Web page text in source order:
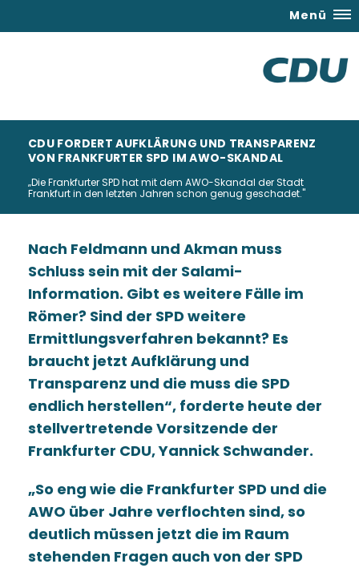
Menü
CDU FORDERT AUFKLÄRUNG UND TRANSPARENZ
VON FRANKFURTER SPD IM AWO-SKANDAL
Die Frankfurter SPD hat mit dem AWO-Skandal der Stadt
Frankfurt in den letzten Jahren schon genug geschadet."
Nach Feldmann und Akman muss
Schluss sein mit der Salami-
Information. Gibt es weitere Fälle im
Römer? Sind der SPD weitere
Ermittlungsverfahren bekannt? Es
braucht jetzt Aufklärung und
Transparenz und die muss die SPD
endlich herstellen“, forderte heute der
stellvertretende Vorsitzende der
Frankfurter CDU, Yannick Schwander.
So eng wie die Frankfurter SPD und die
AWO über Jahre verflochten sind, so
deutlich müssen jetzt die im Raum
stehenden Fragen auch von der SPD